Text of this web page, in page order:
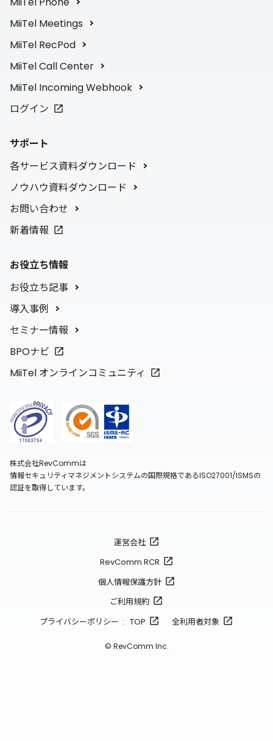
MiiTel Meetings
MiiTel RecPod
MiiTel Call Center
MiiTel Incoming Webhook
ログイン
サポート
各サービス資料ダウンロード
ノウハウ資料ダウンロード
お問い合わせ
新着情報
お役立ち情報
お役立ち記事
導入事例
セミナー情報
BPOナビ
MiiTel オンラインコミュニティ
株式会社RevCommは
情報セキュリティマネジメントシステムの国際規格であるISO27001/ISMSの
認証を取得しています。
運営会社
RevComm RCR
個人情報保護方針
ご利用規約
プライバシーポリシー : TOP
全利用者対象
© RevComm Inc.